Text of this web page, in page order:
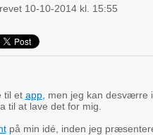
10-10-2014kl. 15:55
til et app, men jeg kan desværre
til at lave det for mig.
på min idé, inden jeg